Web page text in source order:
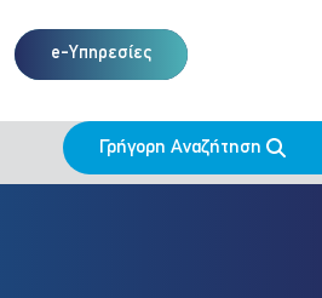
e-Υπηρεσίες
Γρήγορη Αναζήτηση